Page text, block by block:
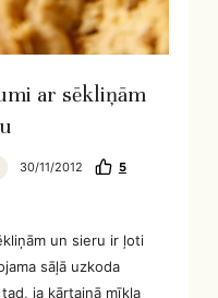
ar sēkliņām
30/11/2012 5
un sieru ir ļoti
sāļā uzkoda
ja kārtainā mīkla